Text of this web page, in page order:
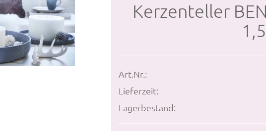
Kerz­en­tel­ler
Art.Nr.:
Lieferzeit:
Lagerbestand: